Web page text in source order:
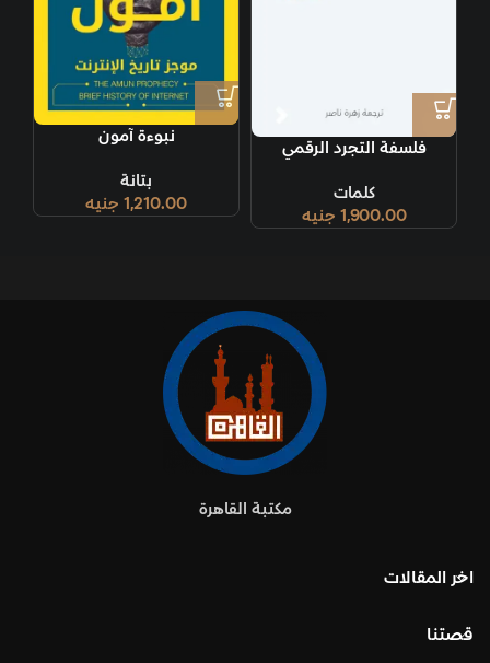
فلسفة التجرد الرقمي
كلمات
1,900.00 جنيه
نبوءة آمون
بتانة
1,210.00 جنيه
مكتبة القاهرة
اخر المقالات
قصتنا